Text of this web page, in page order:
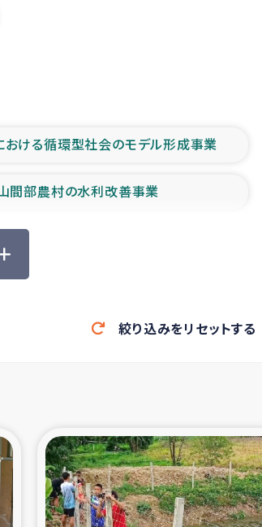
ける循環型社会のモデル形成事業
間部農村の水利改善事業
森林保全型農業の支援事業
雨による洪水被災者支援
内避難民・帰還民の生活再建支援
ランカ南部洪水被災者支援
復興支援事業
絞り込みをリセットする